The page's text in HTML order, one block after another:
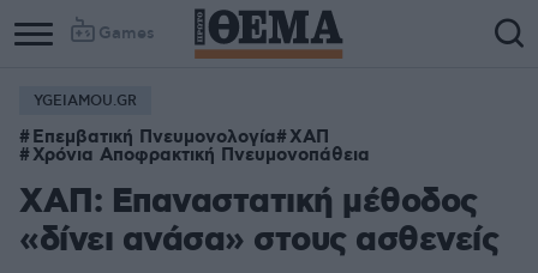
Games
YGEIAMOU.GR
Επεμβατική Πνευμονολογία ΧΑΠ
Χρόνια Αποφρακτική Πνευμονοπάθεια
ΧΑΠ: Επαναστατική μέθοδος
«δίνει ανάσα» στους ασθενείς